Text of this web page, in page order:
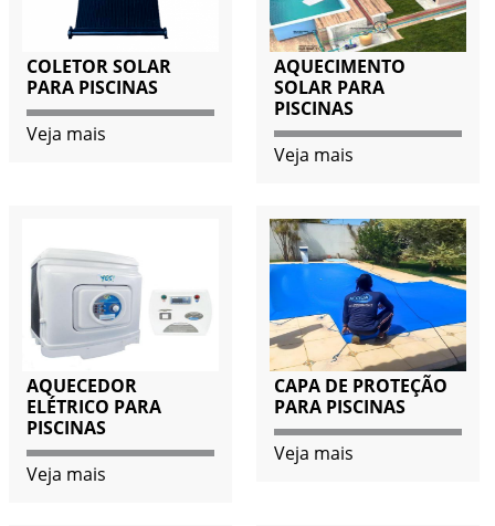
COLETOR SOLAR
PARA PISCINAS
Veja mais
AQUECIMENTO
SOLAR PARA
PISCINAS
Veja mais
AQUECEDOR
ELÉTRICO PARA
PISCINAS
Veja mais
CAPA DE PROTEÇÃO
PARA PISCINAS
Veja mais